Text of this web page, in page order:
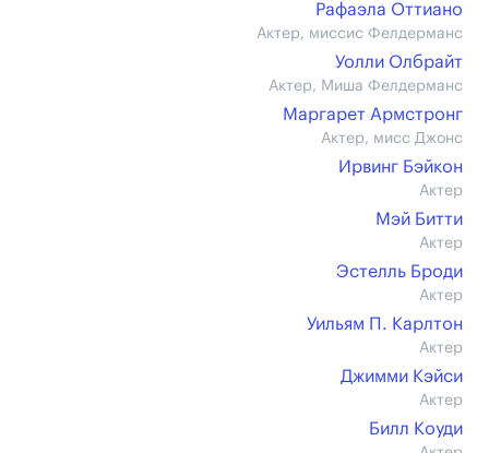
Рафаэла Оттиано
Актер, миссис Фелдерманс
Уолли Олбрайт
Актер, Миша Фелдерманс
Маргарет Армстронг
Актер, мисс Джонс
Ирвинг Бэйкон
Актер
Мэй Битти
Актер
Эстелль Броди
Актер
Уильям П. Карлтон
Актер
Джимми Кэйси
Актер
Билл Коуди